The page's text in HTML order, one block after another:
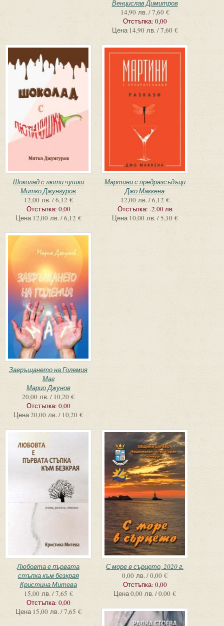
Венцислав Димитров
14,90 лв. / 7,60 €
Отстъпка: 0,00
Цена 14,90 лв. / 7,60 €
Шоколад с люти чушки
Митко Джунгуров
12,00 лв. / 6,12 €
Отстъпка: 0,00
Цена 12,00 лв. / 6,12 €
Мартини с предразсъдъци
Джо Маккена
12,00 лв. / 6,12 €
Отстъпка: -2.00 лв
Цена 10,00 лв. / 5,10 €
Завръщането на Големия
Маг
Марио Джунов
20,00 лв. / 10,20 €
Отстъпка: 0,00
Цена20,00 лв. / 10,20 €
Любовта е първата
стъпка към безкрая
Кристина Митева
15,00 лв. / 7,65 €
Отстъпка: 0,00
Цена 15,00 лв. / 7,65 €
С море в сърцето, 2020 г.
0,00 лв. / 0,00 €
Отстъпка: 0,00
Цена0,00 лв. / 0,00 €